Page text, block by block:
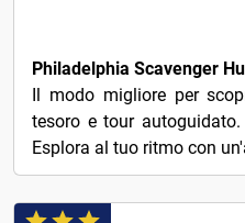
Il modo migliore per
tesoro e tour
Esplora al tuo ritmo con